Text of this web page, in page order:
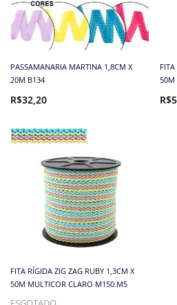
PASSAMANARIA MARTINA 1,8CM X
20M B134
R$32,20
50M
FITA RÍGIDA ZIG ZAG RUBY 1,3CM X
50M MULTICOR CLARO M150.M5